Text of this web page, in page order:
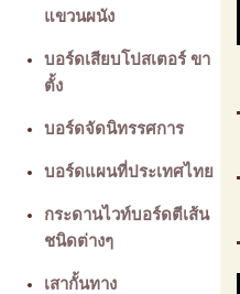
แขวนผนัง
บอร์ดเสียบโปสเตอร์ ขา
ตั้ง
บอร์ดจัดนิทรรศการ
บอร์ดแผนที่ประเทศไทย
กระดานไวท์บอร์ดตีเส้น
ชนิดต่างๆ
เสากั้นทาง